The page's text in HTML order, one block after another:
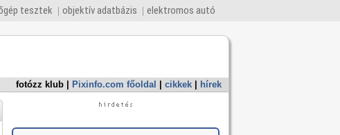
tesztek objektív adatbázis elektromos autó
fotózz klub Pixinfo.com főoldal cikkek hírek